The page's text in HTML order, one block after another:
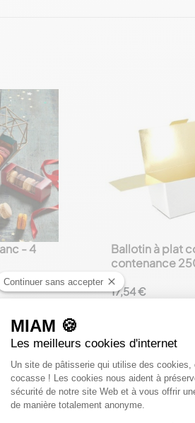
- 4
au panier
favorite_border
Ballotin à plat
contenance
17,54 €